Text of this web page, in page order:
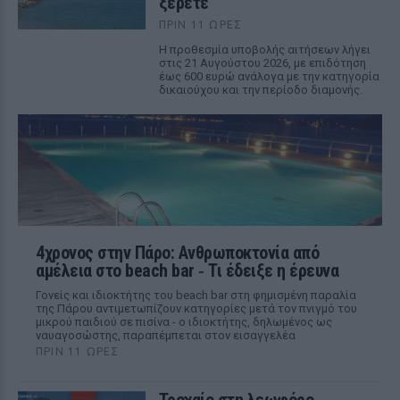
ΠΡΙΝ 11 ΏΡΕΣ
Η προθεσμία υποβολής αιτήσεων λήγει
στις 21 Αυγούστου 2026, με επιδότηση
έως 600 ευρώ ανάλογα με την κατηγορία
δικαιούχου και την περίοδο διαμονής.
4χρονος στην Πάρο: Ανθρωποκτονία από
αμέλεια στο beach bar ‑ Τι έδειξε η έρευνα
Γονείς και ιδιοκτήτης του beach bar στη φημισμένη παραλία
της Πάρου αντιμετωπίζουν κατηγορίες μετά τον πνιγμό του
μικρού παιδιού σε πισίνα - ο ιδιοκτήτης, δηλωμένος ως
ναυαγοσώστης, παραπέμπεται στον εισαγγελέα
ΠΡΙΝ 11 ΏΡΕΣ